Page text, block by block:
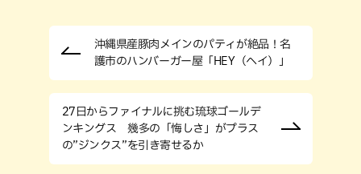
沖縄県産豚肉メインのパティが絶品！名
護市のハンバーガー屋「HEY（ヘイ）」
27日からファイナルに挑む琉球ゴールデ
ンキングス 幾多の「悔しさ」がプラス
の”ジンクス”を引き寄せるか